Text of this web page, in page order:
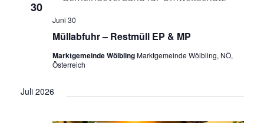
30
Müllabfuhr – Restmüll EP & MP
Juni 30
Marktgemeinde WölblingMarktgemeinde Wölbling, NÖ,
Österreich
Juli 2026